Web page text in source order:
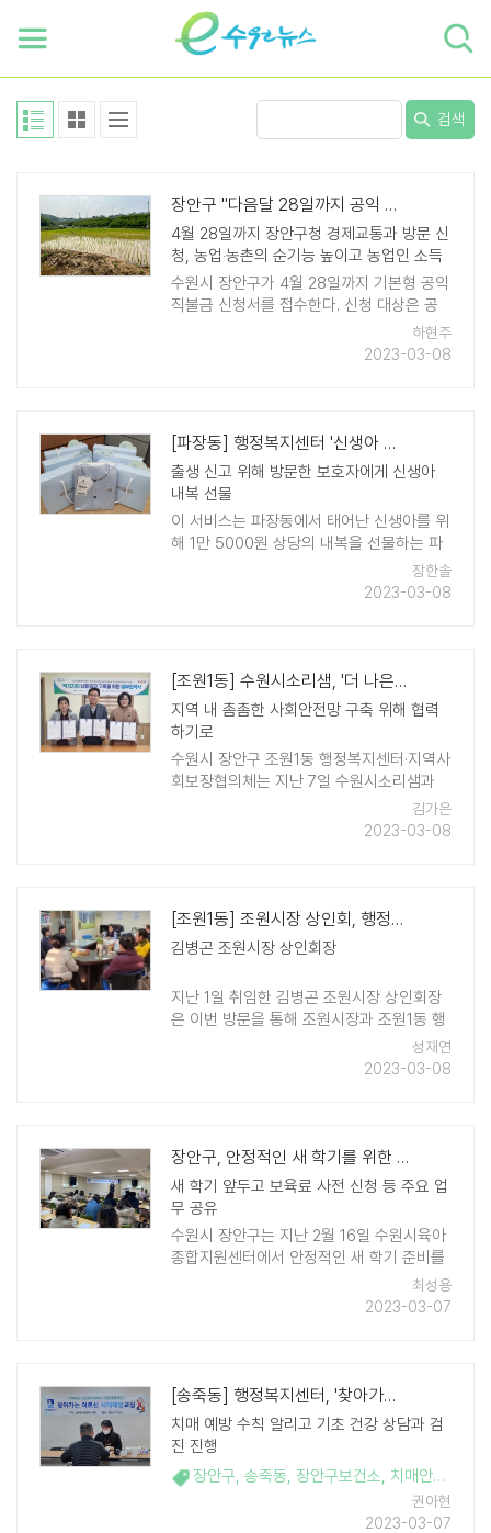
검색
장안구 "다음달 28일까지 공익 직불금 신청하세요"
4월 28일까지 장안구청 경제교통과 방문 신
청, 농업‧농촌의 순기능 높이고 농업인 소득
안정에 나서
수원시 장안구가 4월 28일까지 기본형 공익
직불금 신청서를 접수한다. 신청 대상은 공
익 직불금을 처음 신청하는 사람, 농업법인,
사전 검증에서 적격 판정을 받은 사람 등이
하현주
2023-03-08
[파장동] 행정복지센터 '신생아 내복 지원 서비스' 인기
출생 신고 위해 방문한 보호자에게 신생아
내복 선물
이 서비스는 파장동에서 태어난 신생아를 위
해 1만 5000원 상당의 내복을 선물하는 파
장동 행정복지센터의 사업이다. 2017년 파
장동에 있는 한 종교기관의 후원으로 시작되
장한솔
2023-03-08
[조원1동] 수원시소리샘, '더 나은 주민 복지' 위한 업무 협약
지역 내 촘촘한 사회안전망 구축 위해 협력
하기로
수원시 장안구 조원1동 행정복지센터·지역사
회보장협의체는 지난 7일 수원시소리샘과
업무협약을 체결하고, 어려운 이웃을 위한
복지서비스 향상에 힘을 모으기로 했다. 협
김가은
2023-03-08
[조원1동] 조원시장 상인회, 행정복지센터 방문
김병곤 조원시장 상인회장
지난 1일 취임한 김병곤 조원시장 상인회장
은 이번 방문을 통해 조원시장과 조원1동 행
정복지센터 간의 긴밀한 상생 관계를 한층
더 다지는 시간을 가졌다. 조원시장은 1985
성재연
2023-03-08
장안구, 안정적인 새 학기를 위한 '어린이집 소통 간담회' 개최
새 학기 앞두고 보육료 사전 신청 등 주요 업
무 공유
수원시 장안구는 지난 2월 16일 수원시육아
종합지원센터에서 안정적인 새 학기 준비를
위한 '어린이집 보육 관계자 소통 간담회'를
열었다. 간담회에 참석한 어린이집 원장, 보
최성용
2023-03-07
[송죽동] 행정복지센터, '찾아가는 어르신 치매 예방 교실' 운영
치매 예방 수칙 알리고 기초 건강 상담과 검
진 진행
장안구, 송죽동, 장안구보건소, 치매안심센터
권아현
2023-03-07